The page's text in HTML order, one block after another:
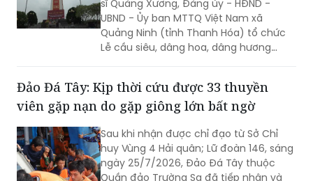
sỹ nhân dịp 27/7
(PLM) - Chiều 24/7, tại Nghĩa trang Liệt
sĩ Quảng Xương, Đảng ủy - HĐND -
Quảng Ninh (tỉnh Thanh Hóa) tổ chức
Lễ cầu siêu, dâng hoa, dâng hương
tưởng niệm các Anh hùng liệt sĩ nhân kỷ
(27/7/1947 - 27/7/2026). Hoạt động
nhằm tri ân những người đã anh dũng
hy sinh vì độc lập, tự do của Tổ quốc,
Đảo Đá Tây: Kịp thời cứu được 33 thuyền
viên gặp nạn do gặp giông lớn bất ngờ